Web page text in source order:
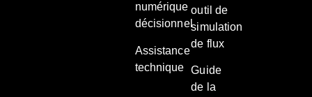
numérique
décisionnel
Assistance
technique
outil de
simulation
de flux
Guide
de la